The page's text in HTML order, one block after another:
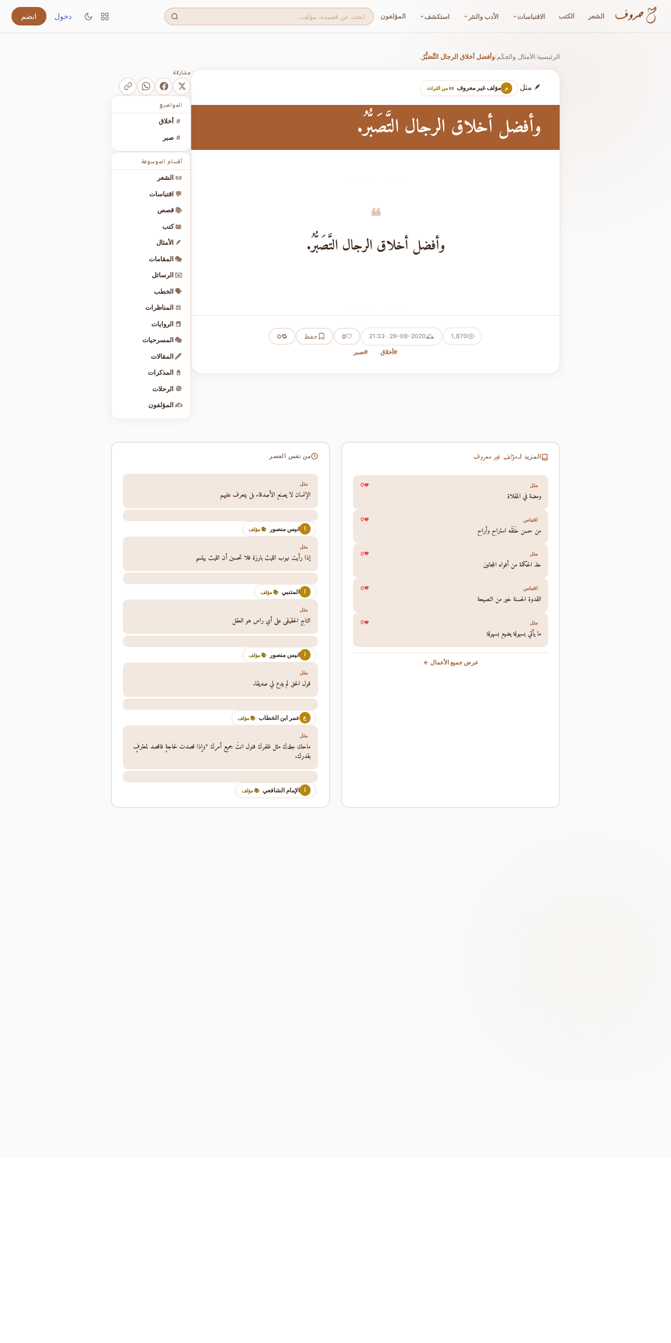
الشعر الكتب الاقتباسات الأدب والنثر استكشف المؤلفون دخول انضم
الرئيسية/الأمثال والحِكَم/وأفضل أخلاق الرجال التَّصَبُّرُ.
🪶 مثل م مؤلف غير معروف 📜 من التراث
وأفضل أخلاق الرجال التَّصَبُّرُ.
· · · · ·
❝
وأفضل أخلاق الرجال التَّصَبُّرُ.
· · · · ·
1,870
🕰️
29-09-2020 · 21:33
🤍
0 حفظ 🔁
0
#أخلاق #صبر
مشاركة
المواضيع
# أخلاق
# صبر
أقسام الموسوعة
📜 الشعر
💬 اقتباسات
📚 قصص
📖 كتب
🪶 الأمثال
🎭 المقامات
✉️ الرسائل
🗣️ الخطب
⚖️ المناظرات
📕 الروايات
🎭 المسرحيات
🖋️ المقالات
📓 المذكرات
🧭 الرحلات
✍️ المؤلفون
المزيد لـمؤلف غير معروف
مثل 0
ومضة في المقلاة
اقتباس 0
من حسن خُلُقُه استراح وأراح
مثل 0
خذ الحكمة من أفواه المجانين
اقتباس 0
القدوة الحسنة خير من النصيحة
مثل 0
ما يأتي بسهولة يضيع بسهولة
عرض جميع الأعمال ←
من نفس العصر
مثل
الإنسان لا يصنع الأصدقاء بل يتعرف عليهم
ا انيس منصور 📚 مؤلف
مثل
إذا رأيت نيوب الليث بارزة فلا تحسبن أن الليث يبتسم
ا المتنبي 📚 مؤلف
مثل
التاج الحقيقي علي أي راس هو العقل
ا انيس منصور 📚 مؤلف
مثل
قول الحق لم يدع لي صديقا.
ع عمر ابن الخطاب 📚 مؤلف
مثل
ماحك جلدك مثل ظفرك فتول انتَ جميع أمرك *وإذا قصدت لحاجةٍ فاقصد لمعترفٍ
بقدرك.
ا الإمام الشافعي 📚 مؤلف